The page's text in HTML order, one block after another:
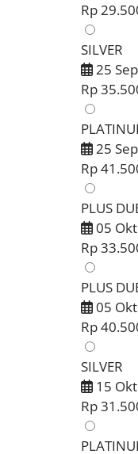
Rp
SILVER
25
Rp
25
Rp
PLUS
05
Rp
PLUS
05
Rp
SILVER
15
Rp